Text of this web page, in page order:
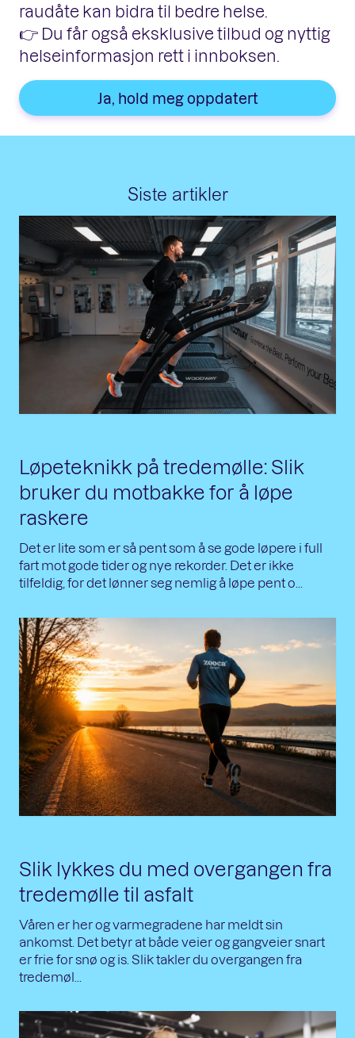
raudåte kan bidra til bedre helse.
👉 Du får også eksklusive tilbud og nyttig
helseinformasjon rett i innboksen.
Ja, hold meg oppdatert
Siste artikler
Løpeteknikk på tredemølle: Slik
bruker du motbakke for å løpe
raskere
Det er lite som er så pent som å se gode løpere i full
fart mot gode tider og nye rekorder. Det er ikke
tilfeldig, for det lønner seg nemlig å løpe pent o...
Slik lykkes du med overgangen fra
tredemølle til asfalt
Våren er her og varmegradene har meldt sin
ankomst. Det betyr at både veier og gangveier snart
er frie for snø og is. Slik takler du overgangen fra
tredemøl...